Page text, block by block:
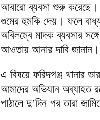
আবারো ব্যবসা শুরু করেছে।
গুমের হুমকি দেয়। ফলে
অবিলম্বে মাদক ব্যবসার
আওতায় আনার দাবি জানান।
এ বিষয়ে ফরিদগঞ্জ থানার
আমাদের অভিযান অব্যাহত
পাঠালে দু’দিন পর তারা